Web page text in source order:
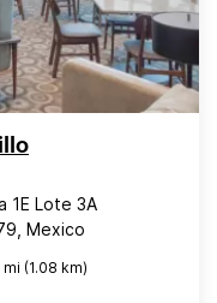
1E Lote 3A
Mexico
(1.08 km)